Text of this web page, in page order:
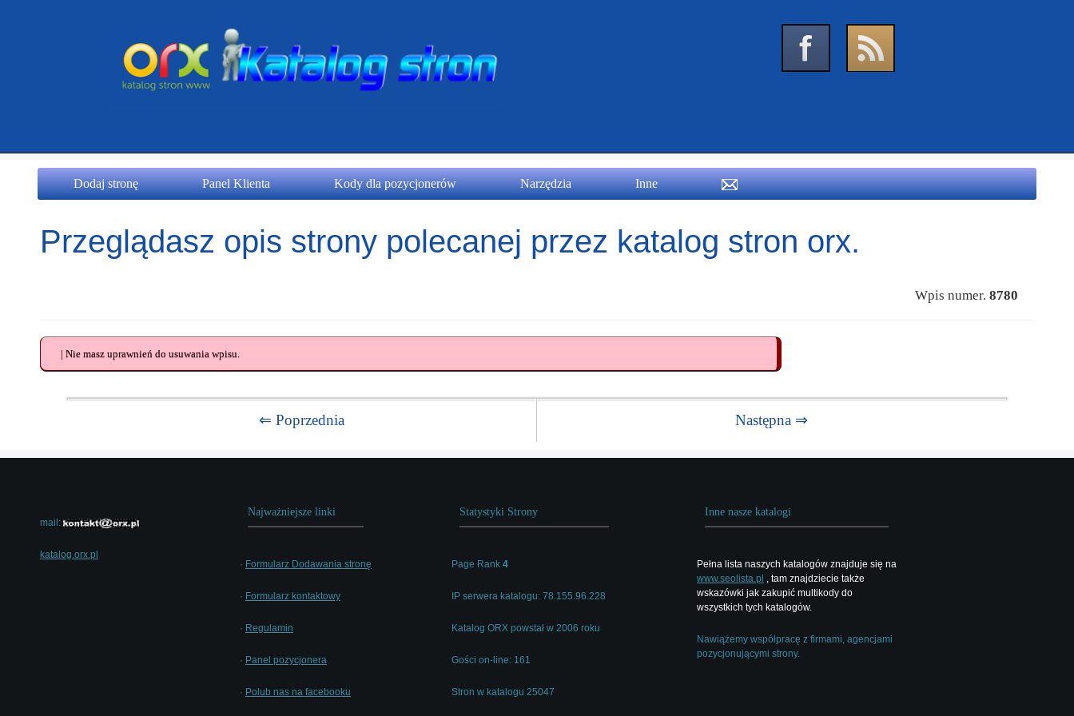
Dodaj stronę Panel Klienta Kody dla pozycjonerów Narzędzia Inne
Przeglądasz opis strony polecanej przez katalog stron orx.
Wpis numer.8780
| Nie masz uprawnień do usuwania wpisu.
⇐ Poprzednia Następna ⇒
mail:
katalog.orx.pl
Najważniejsze linki
· Formularz Dodawania stronę
· Formularz kontaktowy
· Regulamin
· Panel pozycjonera
· Polub nas na facebooku
Statystyki Strony
Page Rank 4
IP serwera katalogu: 78.155.96.228
Katalog ORX powstał w 2006 roku
Gości on-line: 161
Stron w katalogu 25047
Inne nasze katalogi
Pełna lista naszych katalogów znajduje się na
www.seolista.pl , tam znajdziecie także
wskazówki jak zakupić multikody do
wszystkich tych katalogów.
Nawiążemy współpracę z firmami, agencjami
pozycjonującymi strony.